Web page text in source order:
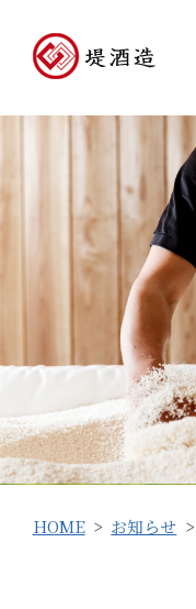
HOME お知らせ